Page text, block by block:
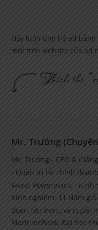
Hãy luôn ủng hộ ad
mới trên website của ad
Mr. Trường
Mr. Trường - CEO &
- Quản trị tài chính
Word, Powerpoint, -
Kinh nghiệm: 11 Năm
đoàn lớn trong và ngoài
MaritimeBank, Đại học